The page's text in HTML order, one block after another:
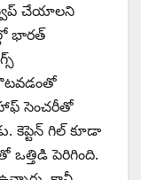
చేయాలని
భారత్‌
సెంచరీతో
కెప్టెన్‌ గిల్‌ కూడా
ఒత్తిడి పెరిగింది.